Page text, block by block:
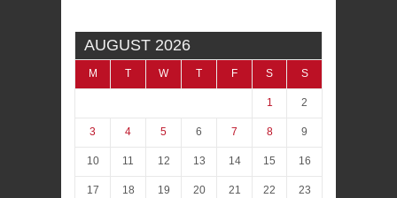
AUGUST 2026
M T W T F S S
1 2
3 4 5 6 7 8 9
10 11 12 13 14 15 16
17 18 19 20 21 22 23